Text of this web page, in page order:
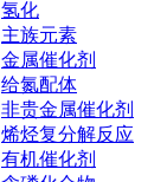
氢化
主族元素
金属催化剂
给氮配体
非贵金属催化剂
烯烃复分解反应
有机催化剂